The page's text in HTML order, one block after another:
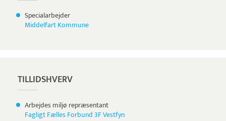
Specialarbejder
Middelfart Kommune
TILLIDSHVERV
Arbejdes miljø repræsentant
Fagligt Fælles Forbund 3F Vestfyn